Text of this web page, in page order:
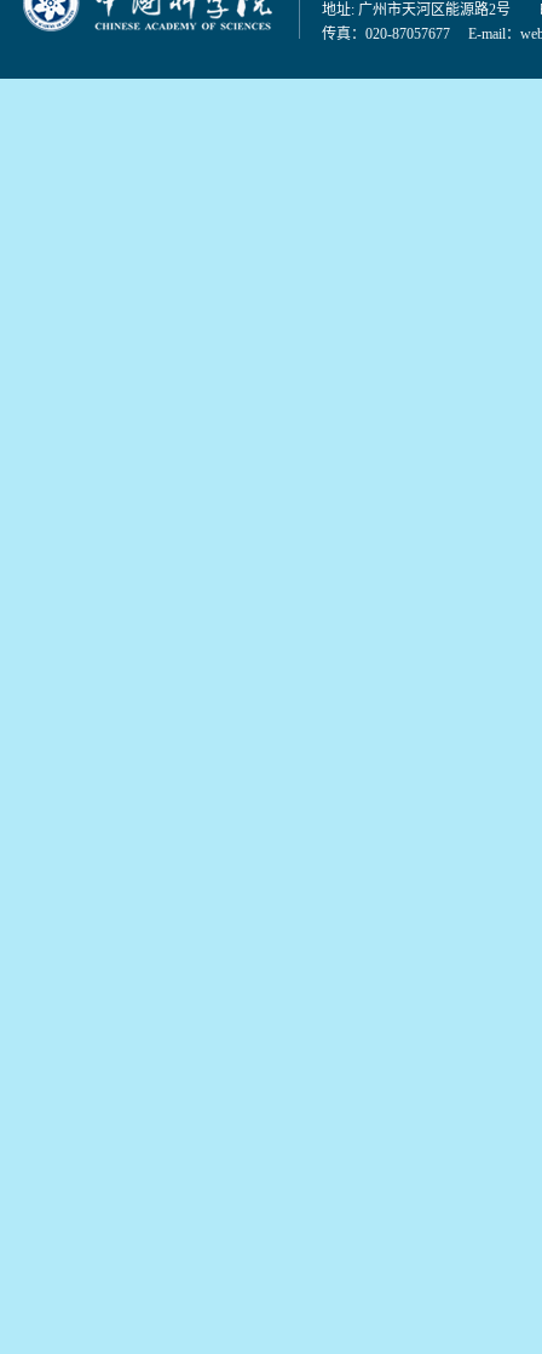
地址: 广州市天河区能源路2号
传真：020-87057677 E-mail：